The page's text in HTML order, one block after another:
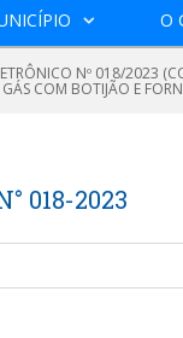
O
Nº 018/2023
COM BOTIJÃO E
018-2023